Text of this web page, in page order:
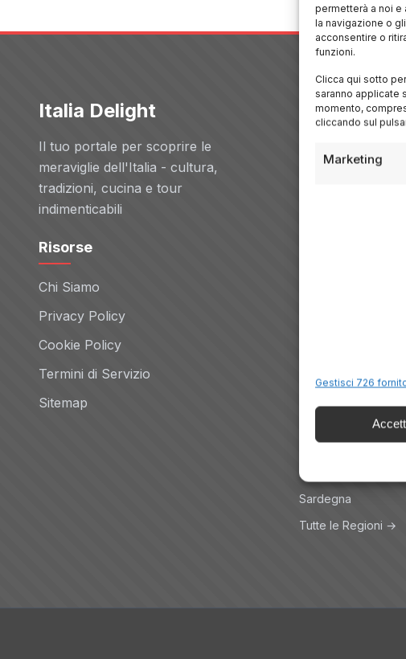
permetterà a noi e
la navigazione o
acconsentire o
funzioni.
Clicca qui sotto
saranno applicate
momento,
cliccando sul
Marketing
Gestisci 726
Italia Delight
Il tuo portale per scoprire le
meraviglie dell'Italia - cultura,
tradizioni, cucina e tour
indimenticabili
Risorse
Chi Siamo
Privacy Policy
Cookie Policy
Termini di Servizio
Sitemap
Servizi
Lombardia
Piemonte
Liguria
Sardegna
Tutte le Regioni →